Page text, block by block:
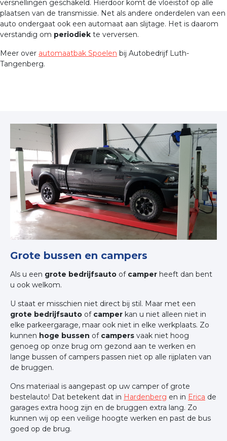
versnellingen geschakeld. Hierdoor komt de vloeistof op alle
plaatsen van de transmissie. Net als andere onderdelen van een
auto ondergaat ook een automaat aan slijtage. Het is daarom
verstandig om periodiek te verversen.
Meer over automaatbak Spoelen bij Autobedrijf Luth-
Tangenberg.
Grote bussen en campers
Als u een grote bedrijfsauto of camper heeft dan bent
u ook welkom.
U staat er misschien niet direct bij stil. Maar met een
grote bedrijfsauto of camper kan u niet alleen niet in
elke parkeergarage, maar ook niet in elke werkplaats. Zo
kunnen hoge bussen of campers vaak niet hoog
genoeg op onze brug om gezond aan te werken en
lange bussen of campers passen niet op alle rijplaten van
de bruggen.
Ons materiaal is aangepast op uw camper of grote
bestelauto! Dat betekent dat in Hardenberg en in Erica de
garages extra hoog zijn en de bruggen extra lang. Zo
kunnen wij op een veilige hoogte werken en past de bus
goed op de brug.